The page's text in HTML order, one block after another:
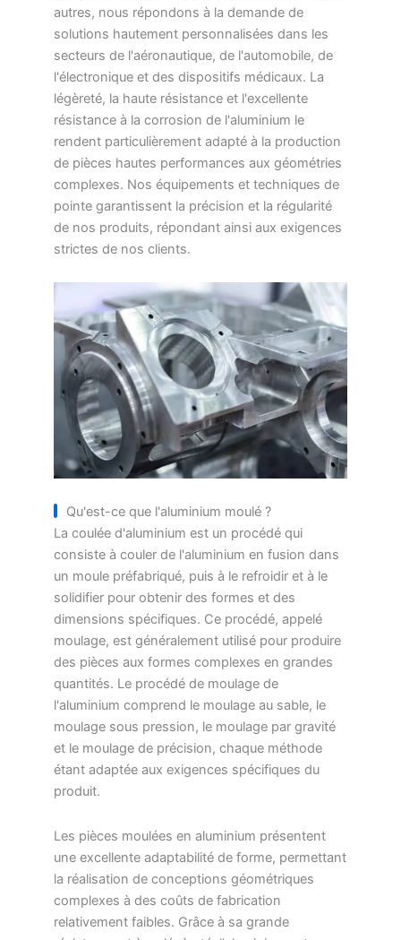
autres, nous répondons à la demande de
solutions hautement personnalisées dans les
secteurs de l'aéronautique, de l'automobile, de
l'électronique et des dispositifs médicaux. La
légèreté, la haute résistance et l'excellente
résistance à la corrosion de l'aluminium le
rendent particulièrement adapté à la production
de pièces hautes performances aux géométries
complexes. Nos équipements et techniques de
pointe garantissent la précision et la régularité
de nos produits, répondant ainsi aux exigences
strictes de nos clients.
Qu'est-ce que l'aluminium moulé ?
La coulée d'aluminium est un procédé qui
consiste à couler de l'aluminium en fusion dans
un moule préfabriqué, puis à le refroidir et à le
solidifier pour obtenir des formes et des
dimensions spécifiques. Ce procédé, appelé
moulage, est généralement utilisé pour produire
des pièces aux formes complexes en grandes
quantités. Le procédé de moulage de
l'aluminium comprend le moulage au sable, le
moulage sous pression, le moulage par gravité
et le moulage de précision, chaque méthode
étant adaptée aux exigences spécifiques du
produit.
Les pièces moulées en aluminium présentent
une excellente adaptabilité de forme, permettant
la réalisation de conceptions géométriques
complexes à des coûts de fabrication
relativement faibles. Grâce à sa grande